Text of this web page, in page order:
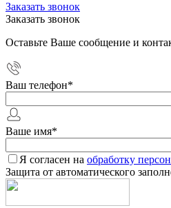
Заказать звонок
Заказать звонок
Оставьте Ваше сообщение и
Ваш телефон*
Ваше имя*
Я согласен на обработку
Защита от автоматического